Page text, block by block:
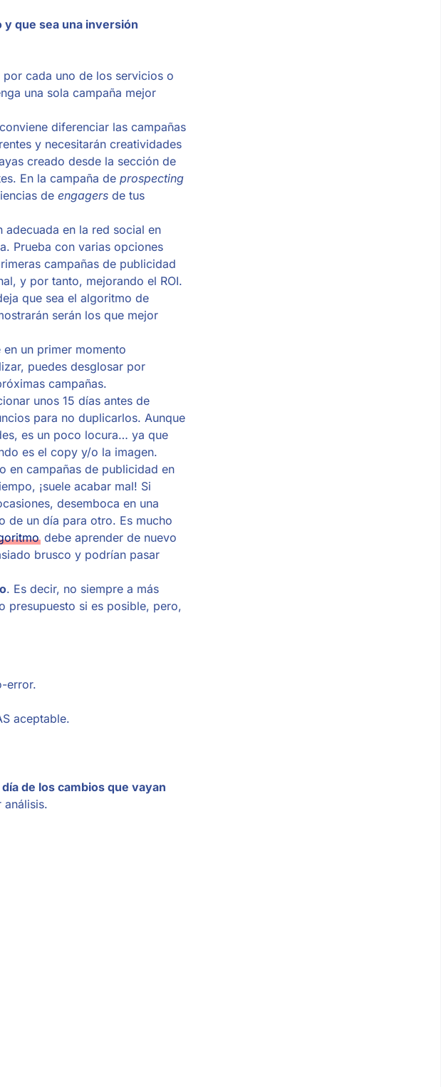
que sea una inversión
cada uno de los servicios o
una sola campaña mejor
diferenciar las campañas
y necesitarán creatividades
creado desde la sección de
En la campaña de prospecting
de engagers de tus
en la red social en
Prueba con varias opciones
campañas de publicidad
y por tanto, mejorando el ROI.
que sea el algoritmo de
serán los que mejor
en un primer momento
puedes desglosar por
campañas.
unos 15 días antes de
para no duplicarlos. Aunque
es un poco locura… ya que
es el copy y/o la imagen.
en campañas de publicidad en
¡suele acabar mal! Si
desemboca en una
de un día para otro. Es mucho
debe aprender de nuevo
brusco y podrían pasar
. Es decir, no siempre a más
presupuesto si es posible, pero,
error.
aceptable.
de los cambios que vayan